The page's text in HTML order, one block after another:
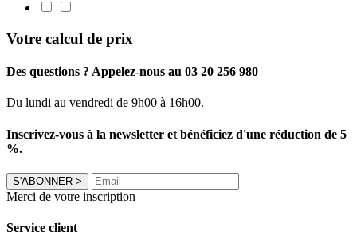
Votre calcul de prix
Des questions ? Appelez-nous au 03 20 256 980
Du lundi au vendredi de 9h00 à 16h00.
Inscrivez-vous à la newsletter et bénéficiez d'une réduction de 5
%.
S'ABONNER >
Merci de votre inscription
Service client